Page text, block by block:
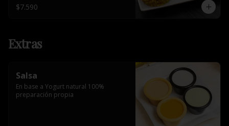
$7.590
Extras
Salsa
En base a Yogurt natural 100%
preparación propia